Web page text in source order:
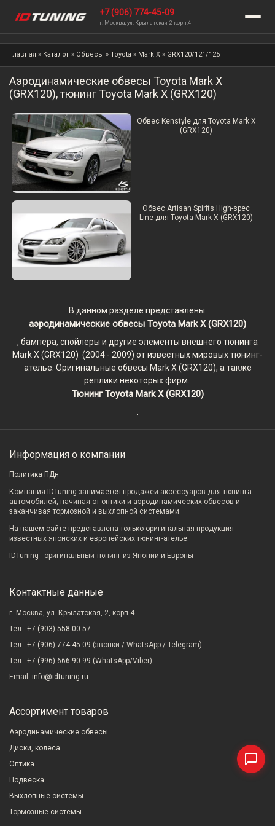
+7 (906) 774-45-09
г. Москва, ул. Крылатская, 2 корп.4
Главная » Каталог » Обвесы » Toyota » Mark X » GRX120/121/125
Аэродинамические обвесы Toyota Mark X
(GRX120), тюнинг Toyota Mark X (GRX120)
Обвес Kenstyle для Toyota Mark X
(GRX120)
Обвес Artisan Spirits High-spec
Line для Toyota Mark X (GRX120)
В данном разделе представлены
аэродинамические обвесы Toyota Mark X (GRX120)
, бампера, спойлеры и другие элементы внешнего тюнинга
Mark X (GRX120) (2004 - 2009) от известных мировых тюнинг-
ателье. Оригинальные обвесы Mark X (GRX120), а также
реплики некоторых фирм.
Тюнинг Toyota Mark X (GRX120)
Информация о компании
Политика ПДн
Компания IDTuning занимается продажей аксессуаров для тюнинга
автомобилей, начиная от оптики и аэродинамических обвесов и
заканчивая тормозной и выхлопной системами.
На нашем сайте представлена только оригинальная продукция
известных японских и европейских тюнинг-ателье.
IDTuning - оригинальный тюнинг из Японии и Европы
Контактные данные
г. Москва, ул. Крылатская, 2, корп.4
Тел.: +7 (903) 558-00-57
Тел.: +7 (906) 774-45-09 (звонки / WhatsApp / Telegram)
Тел.: +7 (996) 666-90-99 (WhatsApp/Viber)
Email: info@idtuning.ru
Ассортимент товаров
Аэродинамические обвесы
Диски, колеса
Оптика
Подвеска
Выхлопные системы
Тормозные системы